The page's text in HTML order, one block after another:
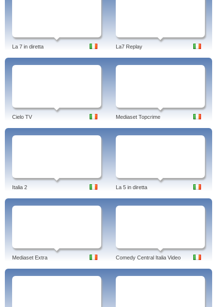
La 7 in diretta La7 Replay
Cielo TV Mediaset Topcrime
Italia 2 La 5 in diretta
Mediaset Extra Comedy Central Italia Video